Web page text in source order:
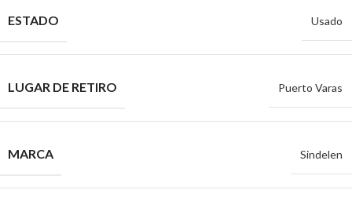
ESTADO Usado
LUGAR DE RETIRO Puerto Varas
MARCA Sindelen